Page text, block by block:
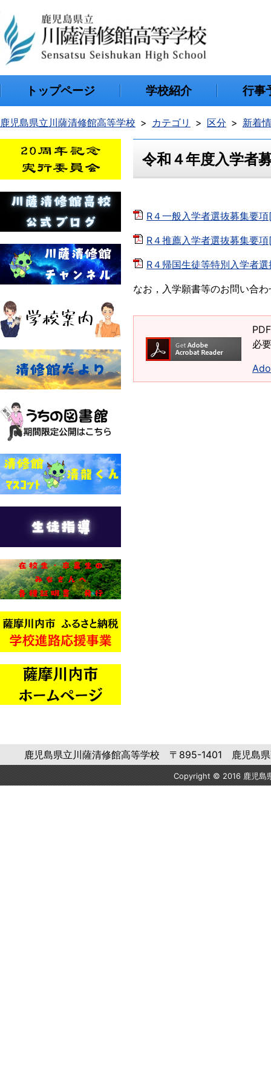
トップページ 学校紹介 行事
鹿児島県立川薩清修館高等学校 カテゴリ 区分 新着
令和４年度入学者
R４一般入学者選抜募集要
R４推薦入学者選抜募集要
R４帰国生徒等特別入学者
なお，入学願書等のお問い合
必
鹿児島県立川薩清修館高等学校 〒895-1401 鹿児
Copyright © 2016 鹿児島